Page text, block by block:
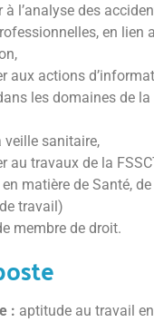
à l’analyse des
en lien
aux actions
les domaines de la
veille sanitaire,
au travaux de la
matière de Santé,
travail)
membre de droit.
: aptitude au travail